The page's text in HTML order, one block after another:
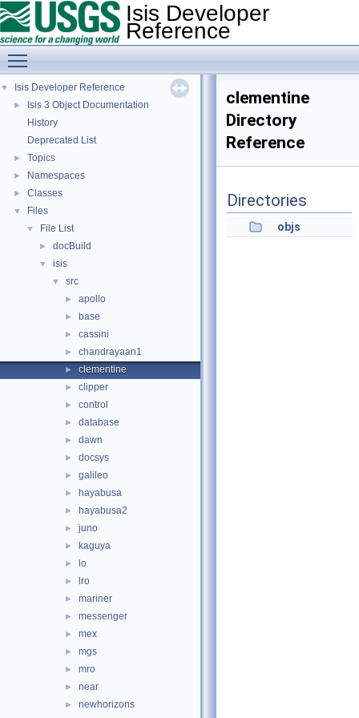
Isis Developer
Reference
▼ Isis Developer Reference
►
Isis 3 Object Documentation
History
Deprecated List
► Topics
► Namespaces
► Classes
▼ Files
▼ File List
► docBuild
▼ isis
▼ src
► apollo
► base
► cassini
► chandrayaan1
► clementine
► clipper
► control
► database
► dawn
► docsys
► galileo
► hayabusa
► hayabusa2
► juno
► kaguya
► lo
► lro
► mariner
► messenger
► mex
► mgs
► mro
► near
► newhorizons
clementine
Directory
Reference
Directories
objs